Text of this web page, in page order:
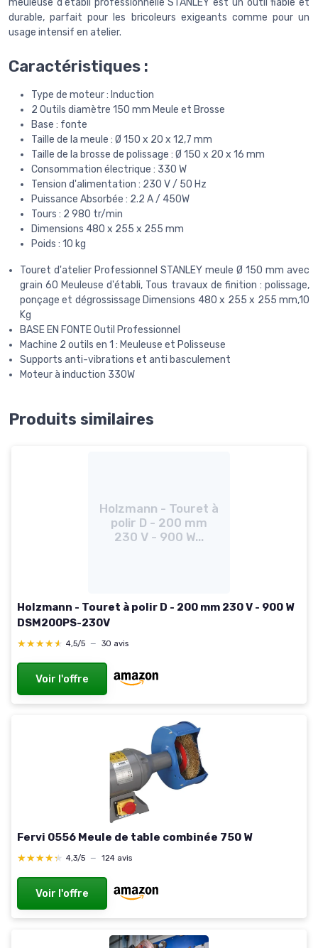
meuleuse d'établi professionnelle STANLEY est un outil fiable et
durable, parfait pour les bricoleurs exigeants comme pour un
usage intensif en atelier.
Caractéristiques :
Type de moteur : Induction
2 Outils diamètre 150 mm Meule et Brosse
Base : fonte
Taille de la meule : Ø 150 x 20 x 12,7 mm
Taille de la brosse de polissage : Ø 150 x 20 x 16 mm
Consommation électrique : 330 W
Tension d'alimentation : 230 V / 50 Hz
Puissance Absorbée : 2.2 A / 450W
Tours : 2 980 tr/min
Dimensions 480 x 255 x 255 mm
Poids : 10 kg
Touret d'atelier Professionnel STANLEY meule Ø 150 mm avec
grain 60 Meuleuse d'établi, Tous travaux de finition : polissage,
ponçage et dégrossissage Dimensions 480 x 255 x 255 mm,10
Kg
BASE EN FONTE Outil Professionnel
Machine 2 outils en 1 : Meuleuse et Polisseuse
Supports anti-vibrations et anti basculement
Moteur à induction 330W
Produits similaires
Holzmann - Touret à
polir D - 200 mm
230 V - 900 W...
Holzmann - Touret à polir D - 200 mm 230 V - 900 W
DSM200PS-230V
★★★★★
★★★★★ 4,5/5 — 30 avis
Voir l'offre
Fervi 0556 Meule de table combinée 750 W
★★★★★
★★★★★ 4,3/5 — 124 avis
Voir l'offre